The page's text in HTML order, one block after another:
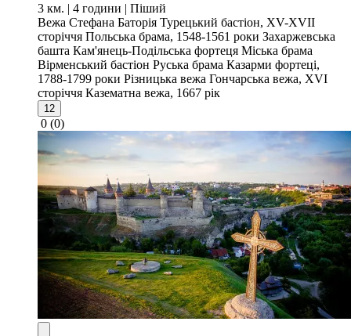
3 км. | 4 години | Піший
Вежа Стефана Баторія Турецький бастіон, XV-XVII
сторіччя Польська брама, 1548-1561 роки Захаржевська
башта Кам'янець-Подільська фортеця Міська брама
Вірменський бастіон Руська брама Казарми фортеці,
1788-1799 роки Різницька вежа Гончарська вежа, XVI
сторіччя Казематна вежа, 1667 рік
12
0 (0)